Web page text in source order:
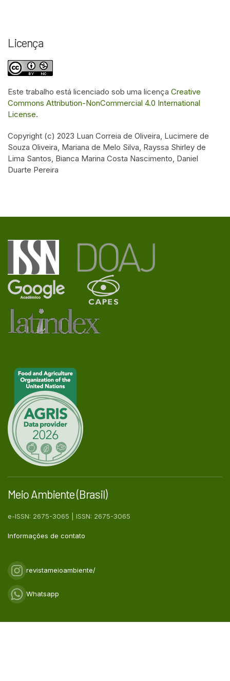
Licença
Este trabalho está licenciado sob uma licença Creative
Commons Attribution-NonCommercial 4.0 International
License.
Copyright (c) 2023 Luan Correia de Oliveira, Lucimere de
Souza Oliveira, Mariana de Melo Silva, Rayssa Shirley de
Lima Santos, Bianca Marina Costa Nascimento, Daniel
Duarte Pereira
Meio Ambiente (Brasil)
e-ISSN: 2675-3065 | ISSN: 2675-3065
Informações de contato
revistameioambiente/
Whatsapp